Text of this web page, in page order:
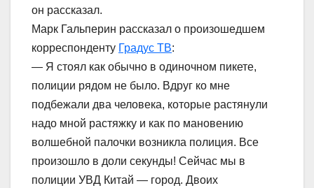
он рассказал.
Марк Гальперин рассказал о произошедшем
корреспонденту Градус ТВ:
— Я стоял как обычно в одиночном пикете,
полиции рядом не было. Вдруг ко мне
подбежали два человека, которые растянули
надо мной растяжку и как по мановению
волшебной палочки возникла полиция. Все
произошло в доли секунды! Сейчас мы в
полиции УВД Китай — город. Двоих